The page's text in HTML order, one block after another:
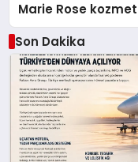
Marie Rose
Son Dakika